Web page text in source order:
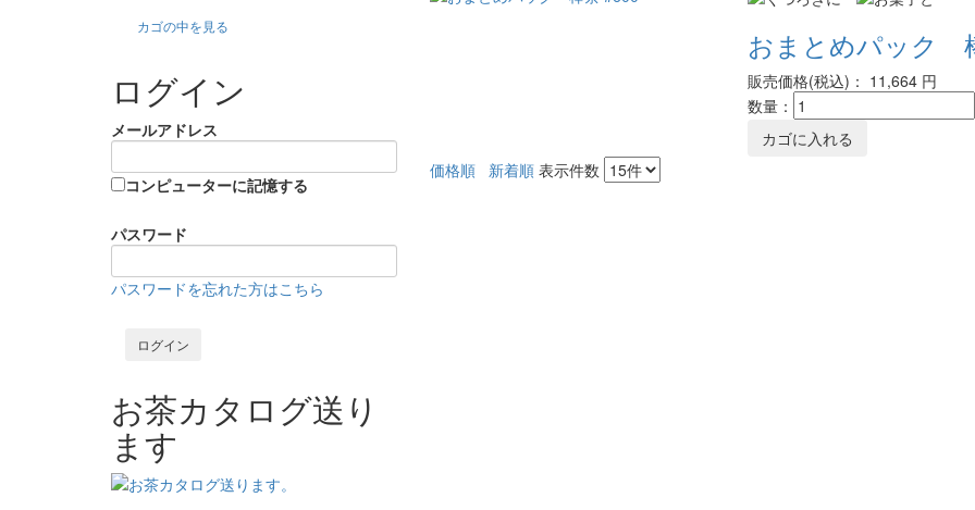
おまとめパック
販売価格(税込)： 11,664円
数量：
価格順 新着順表示件数
カゴの中を見る
ログイン
メールアドレス
コンピューターに記憶する
パスワード
パスワードを忘れた方はこちら
お茶カタログ送り
ます